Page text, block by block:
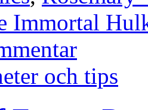
Immortal
och tips